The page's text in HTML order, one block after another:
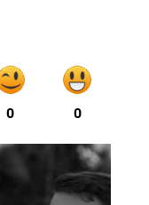
0 0